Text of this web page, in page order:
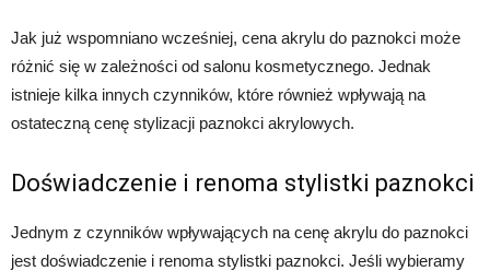
Jak już wspomniano wcześniej, cena akrylu do paznokci może
różnić się w zależności od salonu kosmetycznego. Jednak
istnieje kilka innych czynników, które również wpływają na
ostateczną cenę stylizacji paznokci akrylowych.
Doświadczenie i renoma stylistki paznokci
Jednym z czynników wpływających na cenę akrylu do paznokci
jest doświadczenie i renoma stylistki paznokci. Jeśli wybieramy